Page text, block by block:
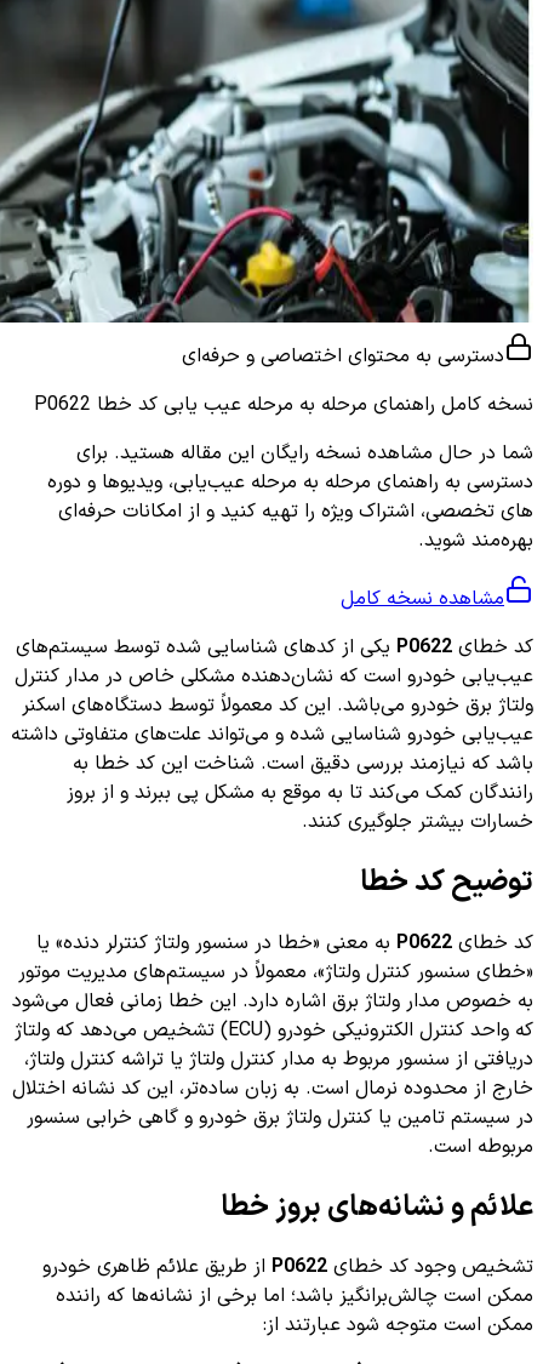
دسترسی به محتوای اختصاصی و حرفه‌ای
نسخه کامل راهنمای مرحله به مرحله عیب یابی کد خطا P0622
شما در حال مشاهده نسخه رایگان این مقاله هستید. برای
دسترسی به راهنمای مرحله به مرحله عیب‌یابی، ویدیوها و دوره
های تخصصی، اشتراک ویژه را تهیه کنید و از امکانات حرفه‌ای
بهره‌مند شوید.
مشاهده نسخه کامل
کد خطای P0622 یکی از کدهای شناسایی شده توسط سیستم‌های
عیب‌یابی خودرو است که نشان‌دهنده مشکلی خاص در مدار کنترل
ولتاژ برق خودرو می‌باشد. این کد معمولاً توسط دستگاه‌های اسکنر
عیب‌یابی خودرو شناسایی شده و می‌تواند علت‌های متفاوتی داشته
باشد که نیازمند بررسی دقیق است. شناخت این کد خطا به
رانندگان کمک می‌کند تا به موقع به مشکل پی ببرند و از بروز
خسارات بیشتر جلوگیری کنند.
توضیح کد خطا
کد خطای P0622 به معنی «خطا در سنسور ولتاژ کنترلر دنده» یا
«خطای سنسور کنترل ولتاژ»، معمولاً در سیستم‌های مدیریت موتور
به خصوص مدار ولتاژ برق اشاره دارد. این خطا زمانی فعال می‌شود
که واحد کنترل الکترونیکی خودرو (ECU) تشخیص می‌دهد که ولتاژ
دریافتی از سنسور مربوط به مدار کنترل ولتاژ یا تراشه کنترل ولتاژ،
خارج از محدوده نرمال است. به زبان ساده‌تر، این کد نشانه اختلال
در سیستم تامین یا کنترل ولتاژ برق خودرو و گاهی خرابی سنسور
مربوطه است.
علائم و نشانه‌های بروز خطا
تشخیص وجود کد خطای P0622 از طریق علائم ظاهری خودرو
ممکن است چالش‌برانگیز باشد؛ اما برخی از نشانه‌ها که راننده
ممکن است متوجه شود عبارتند از: